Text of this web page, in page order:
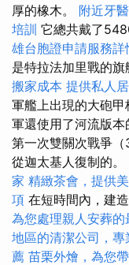
厚的橡木。 附近牙
培訓 它總共戴了
雄台胞證申請服務詳
是特拉法加里戰的旗
搬家成本 提供私人
軍艦上出現的大砲
軍還使用了河流版本
第一次雙關次戰爭
從迦太基人復制的。
家 精緻茶會，提供
項 在短時間內，建
為您處理親人安葬的
地區的清潔公司，
薦 苗栗外燴，為您